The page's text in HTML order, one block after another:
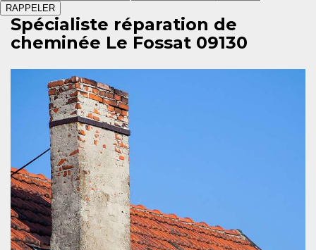
Spécialiste réparation de
cheminée Le Fossat 09130